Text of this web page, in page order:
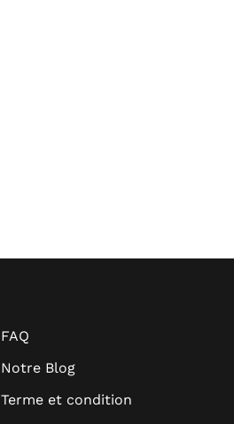
FAQ
Notre Blog
Terme et condition